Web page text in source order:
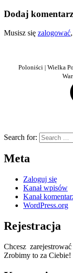
Dodaj komentarz
Musisz się zalogować
Poloniści | Wielka
Search for:
Meta
Zaloguj się
Kanał wpisów
Kanał
WordPress.org
Rejestracja
Chcesz
Zrobimy to za Ciebie!